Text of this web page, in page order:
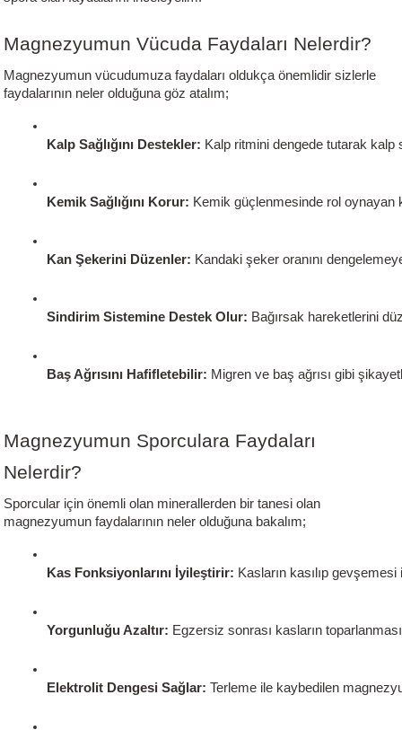
Magnezyumun Vücuda Faydaları Nelerdir?
Magnezyumun vücudumuza faydaları oldukça önemlidir sizlerle
faydalarının neler olduğuna göz atalım;
Kalp Sağlığını Destekler: Kalp ritmini dengede tutarak kalp
Kemik Sağlığını Korur: Kemik güçlenmesinde rol oynayan
Kan Şekerini Düzenler: Kandaki şeker oranını
Sindirim Sistemine Destek Olur: Bağırsak hareketlerini
Baş Ağrısını Hafifletebilir: Migren ve baş ağrısı gibi
Magnezyumun Sporculara Faydaları
Nelerdir?
Sporcular için önemli olan minerallerden bir tanesi olan
magnezyumun faydalarının neler olduğuna bakalım;
Kas Fonksiyonlarını İyileştirir: Kasların kasılıp
Yorgunluğu Azaltır: Egzersiz sonrası kasların
Elektrolit Dengesi Sağlar: Terleme ile kaybedilen